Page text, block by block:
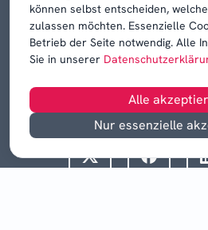
können selbst entscheiden,
zulassen möchten. Essenzielle
Betrieb der Seite notwendig. Alle
Sie in unserer
Alle
Nur essenzielle